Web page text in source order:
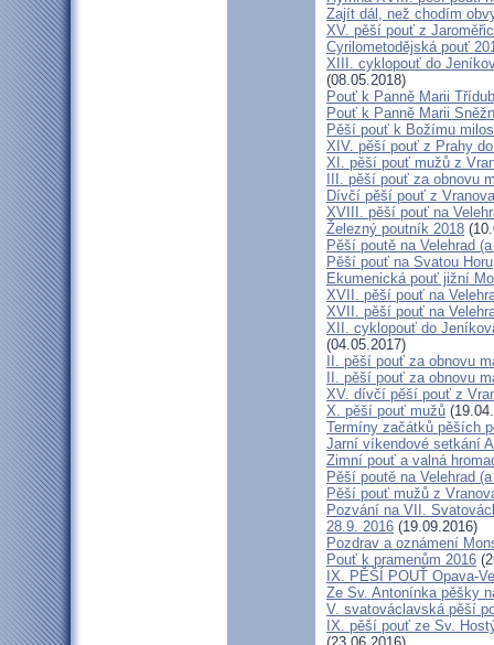
Zajít dál, než chodím
XV. pěší pouť z
Cyrilometodějská pouť
XIII. cyklopouť do
(08.05.2018)
Pouť k Panně Marii
Pouť k Panně Marii
Pěší pouť k Božímu
XIV. pěší pouť z Prahy
XI. pěší pouť mužů z
III. pěší pouť za obnovu
Dívčí pěší pouť z
XVIII. pěší pouť na
Železný poutník 2018
Pěší poutě na Velehrad
Pěší pouť na Svatou Horu
Ekumenická pouť jižní
XVII. pěší pouť na
XVII. pěší pouť na
XII. cyklopouť do
(04.05.2017)
II. pěší pouť za obnovu
II. pěší pouť za obnovu
XV. dívčí pěší pouť z
X. pěší pouť mužů
Termíny začátků pěších
Jarní víkendové setkání
Zimní pouť a valná
Pěší poutě na Velehrad
Pěší pouť mužů z
Pozvání na VII.
28.9. 2016 (19.09.2016)
Pozdrav a oznámení
Pouť k pramenům 2016
IX. PĚŠÍ POUŤ Opava-
Ze Sv. Antonínka pěšky
V. svatováclavská pěší
IX. pěší pouť ze Sv.